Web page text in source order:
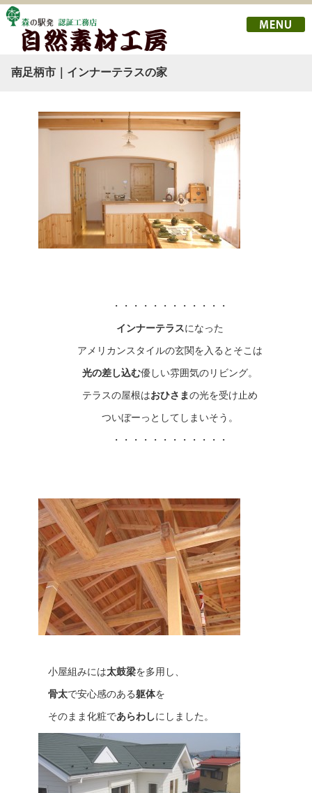
南足柄市｜インナーテラスの家
・・・・・・・・・・・・
インナーテラスになった
アメリカンスタイルの玄関を入るとそこは
光の差し込む優しい雰囲気のリビング。
テラスの屋根はおひさまの光を受け止め
ついぼーっとしてしまいそう。
・・・・・・・・・・・・
小屋組みには太鼓梁を多用し、
骨太で安心感のある躯体を
そのまま化粧であらわしにしました。